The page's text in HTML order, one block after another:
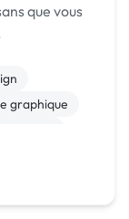
que vous
graphique